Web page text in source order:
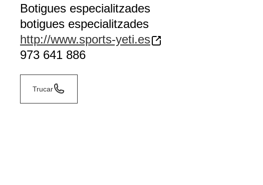
Botigues especialitzades
botigues especialitzades
http://www.sports-yeti.es
973 641 886
Trucar